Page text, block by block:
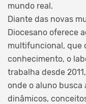
mundo real.
Diante das novas
Diocesano oferece
multifuncional, que
conhecimento, o
trabalha desde
onde o aluno busca
dinâmicos,